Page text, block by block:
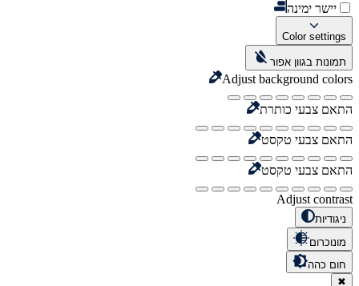
יישר ימינה
Color settings
תמונות בגוון אפור
Adjust background colors
התאם צבעי כותרת
התאם צבעי טקסט
התאם צבעי טקסט
Adjust contrast
ניגודיות
מונוכרום
חום כהה
✖